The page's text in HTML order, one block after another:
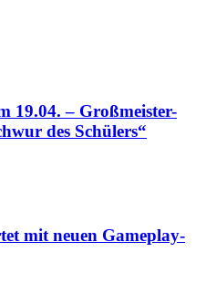
19.04. – Großmeister-
des Schülers“
mit neuen Gameplay-